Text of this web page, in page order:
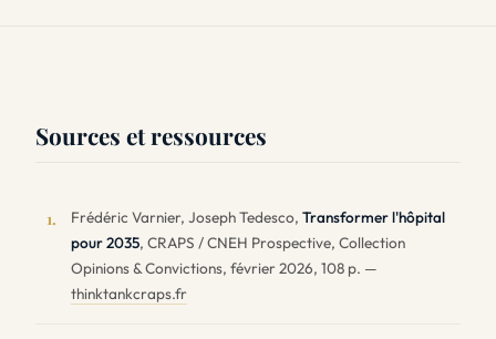
Sources et ressources
1. Frédéric Varnier, Joseph Tedesco, Transformer l'hôpital
pour 2035, CRAPS / CNEH Prospective, Collection
Opinions & Convictions, février 2026, 108 p. —
thinktankcraps.fr